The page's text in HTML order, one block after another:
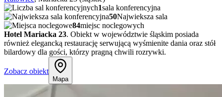
1sala konferencyjna
50Najwieksza sala
84miejsc noclegowych
Hotel Mariacka 23. Obiekt w województwie śląskim posiada
również elegancką restaurację serwującą wyśmienite dania oraz stół
bilardowy dla gości, którzy pragną chwili rozrywki.
Zobacz obiekt
Mapa